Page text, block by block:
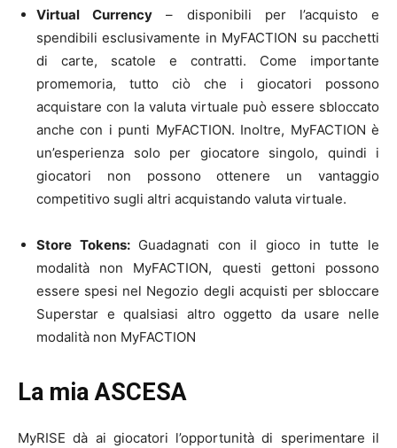
Virtual Currency – disponibili per l’acquisto e
spendibili esclusivamente in MyFACTION su pacchetti
di carte, scatole e contratti. Come importante
promemoria, tutto ciò che i giocatori possono
acquistare con la valuta virtuale può essere sbloccato
anche con i punti MyFACTION. Inoltre, MyFACTION è
un’esperienza solo per giocatore singolo, quindi i
giocatori non possono ottenere un vantaggio
competitivo sugli altri acquistando valuta virtuale.
Store Tokens: Guadagnati con il gioco in tutte le
modalità non MyFACTION, questi gettoni possono
essere spesi nel Negozio degli acquisti per sbloccare
Superstar e qualsiasi altro oggetto da usare nelle
modalità non MyFACTION
La mia ASCESA
MyRISE dà ai giocatori l’opportunità di sperimentare il